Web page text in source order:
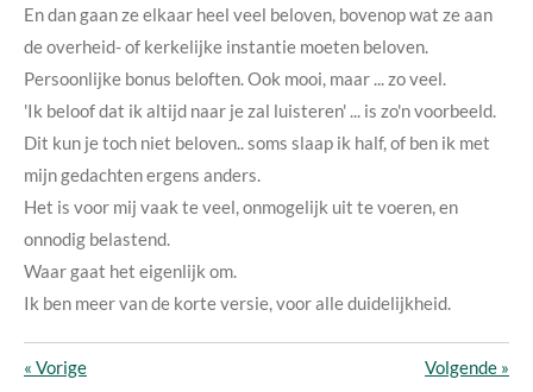
En dan gaan ze elkaar heel veel beloven, bovenop wat ze aan
de overheid- of kerkelijke instantie moeten beloven.
Persoonlijke bonus beloften. Ook mooi, maar ... zo veel.
'Ik beloof dat ik altijd naar je zal luisteren' ... is zo'n voorbeeld.
Dit kun je toch niet beloven.. soms slaap ik half, of ben ik met
mijn gedachten ergens anders.
Het is voor mij vaak te veel, onmogelijk uit te voeren, en
onnodig belastend.
Waar gaat het eigenlijk om.
Ik ben meer van de korte versie, voor alle duidelijkheid.
« Vorige Volgende »